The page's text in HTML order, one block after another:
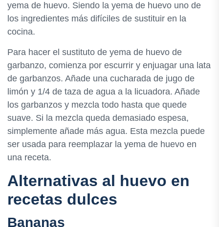
yema de huevo. Siendo la yema de huevo uno de
los ingredientes más difíciles de sustituir en la
cocina.
Para hacer el sustituto de yema de huevo de
garbanzo, comienza por escurrir y enjuagar una lata
de garbanzos. Añade una cucharada de jugo de
limón y 1/4 de taza de agua a la licuadora. Añade
los garbanzos y mezcla todo hasta que quede
suave. Si la mezcla queda demasiado espesa,
simplemente añade más agua. Esta mezcla puede
ser usada para reemplazar la yema de huevo en
una receta.
Alternativas al huevo en
recetas dulces
Bananas